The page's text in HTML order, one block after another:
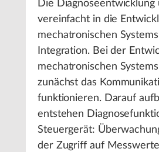
Die
vereinfacht in die
mechatronischen
Integration. Bei der
mechatronischen
zunächst das
funktionieren. Darauf
entstehen
Steuergerät:
der Zugriff auf